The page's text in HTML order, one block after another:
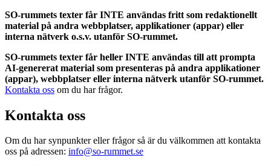
SO-rummets texter får INTE användas fritt som redaktionellt
material på andra webbplatser, applikationer (appar) eller
interna nätverk o.s.v. utanför SO-rummet.
SO-rummets texter får heller INTE användas till att prompta
AI-genererat material som presenteras på andra applikationer
(appar), webbplatser eller interna nätverk utanför SO-rummet.
Kontakta oss om du har frågor.
Kontakta oss
Om du har synpunkter eller frågor så är du välkommen att kontakta
oss på adressen: info@so-rummet.se